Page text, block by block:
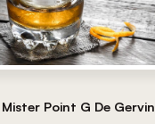
Mister Point G De Gervin